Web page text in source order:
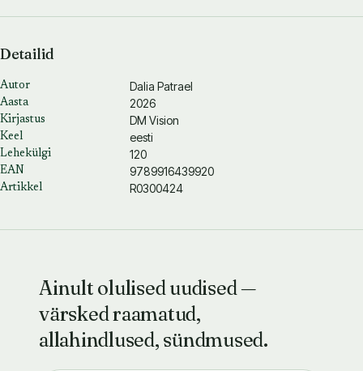
Detailid
Autor Dalia Patrael
Aasta 2026
Kirjastus DM Vision
Keel eesti
Lehekülgi 120
EAN 9789916439920
Artikkel R0300424
Ainult olulised uudised —
värsked raamatud,
allahindlused, sündmused.